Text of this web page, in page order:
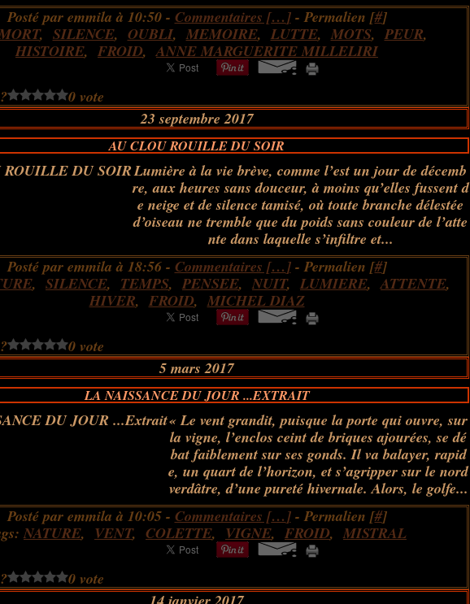
Posté par emmila à 10:50 - Commentaires […]- Permalien [#]
, SILENCE, OUBLI, MEMOIRE, LUTTE, MOTS, PEUR,
HISTOIRE, FROID,ANNE MARGUERITE MILLELIRI
0 vote
23 septembre 2017
AU CLOU ROUILLE DU SOIR
Lumière à la vie brève, comme l’est un jour de décemb
re, aux heures sans douceur, à moins qu’elles fussent d
e neige et de silence tamisé, où toute branche délestée
d’oiseau ne tremble que du poids sans couleur de l’atte
nte dans laquelle s’infiltre et...
Posté par emmila à 18:56 - Commentaires […]- Permalien [#]
, SILENCE, TEMPS, PENSEE, NUIT, LUMIERE,ATTENTE,
HIVER, FROID, MICHEL DIAZ
0 vote
5 mars 2017
LA NAISSANCE DU JOUR ...EXTRAIT
« Le vent grandit, puisque la porte qui ouvre, sur
la vigne, l’enclos ceint de briques ajourées, se dé
bat faiblement sur ses gonds. Il va balayer, rapid
e, un quart de l’horizon, et s’agripper sur le nord
verdâtre, d’une pureté hivernale. Alors, le golfe...
Posté par emmila à 10:05 - Commentaires […]- Permalien [#]
NATURE, VENT, COLETTE, VIGNE, FROID, MISTRAL
0 vote